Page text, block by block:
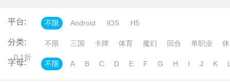
平台: 不限 Android IOS H5
分类: 不限 三国 卡牌 体育 魔幻 回合 单职业
0.1折
字母: 不限 A B C D E F G H I J K